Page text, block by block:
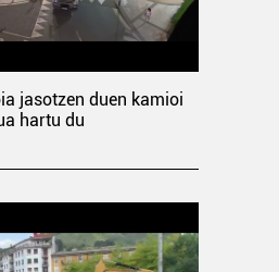
jasotzen duen kamioi
hartu du